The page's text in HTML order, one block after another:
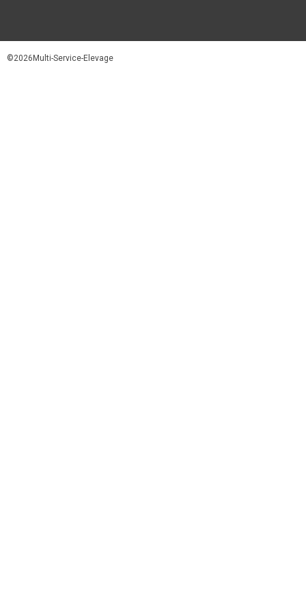
©2026Multi-Service-Elevage